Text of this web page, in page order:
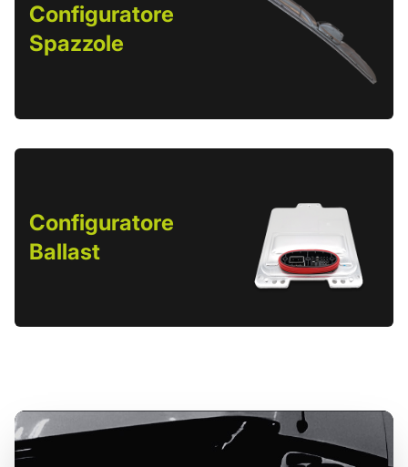
Configuratore
Spazzole
Configuratore
Ballast